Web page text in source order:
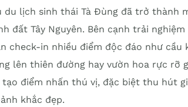
du lịch sinh thái Tà Đùng đã trở thành
đất Tây Nguyên. Bên cạnh trải
check-in nhiều điểm độc đáo như
lên thiên đường hay vườn hoa rực rỡ
tạo điểm nhấn thú vị, đặc biệt thu hút
khắc đẹp.